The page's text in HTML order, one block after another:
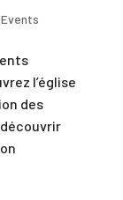
Events
l’église
des